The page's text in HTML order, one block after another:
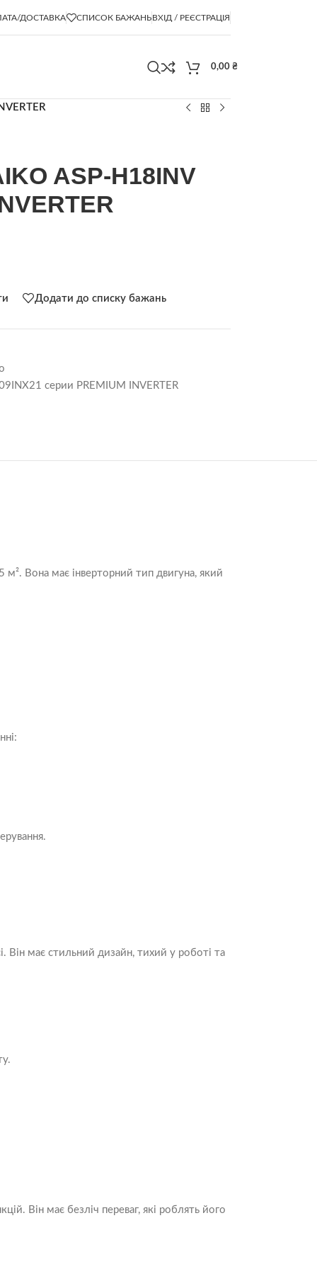
ДОСТАВКА СПИСОК БАЖАНЬВХІД / РЕЄСТРАЦІЯ
0,00 ₴
ASP-H18INV
Додати до списку бажань
серии PREMIUM INVERTER
Вона має інверторний тип двигуна, який
Він має стильний дизайн, тихий у роботі та
Він має безліч переваг, які роблять його